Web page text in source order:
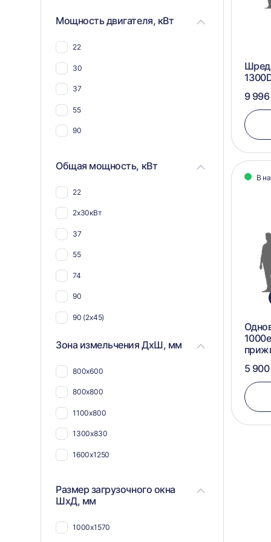
Для костей животных и рыб
Для овощей и фруктов
Для труб
Для стеклоарматуры
Для реагентов
Мощность двигателя, кВт
22
30
37
55
90
Общая мощность, кВт
22
2х30кВт
37
55
74
90
90 (2х45)
Зона измельчения ДхШ, мм
800х600
800х800
1100х800
1300х830
1600х1250
Размер загрузочного окна
ШхД, мм
1000х1570
9
В
5